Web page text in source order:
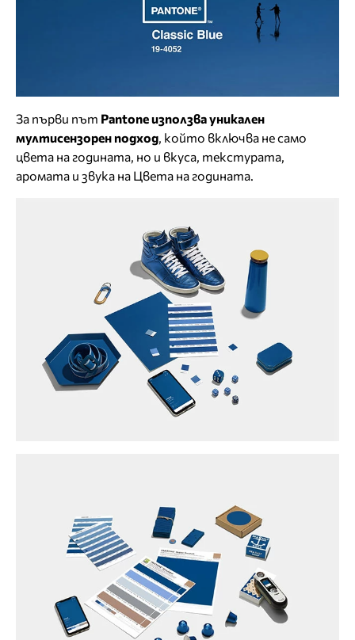
За първи път Pantone използва уникален
мултисензорен подход, който включва не само
цвета на годината, но и вкуса, текстурата,
аромата и звука на Цвета на годината.